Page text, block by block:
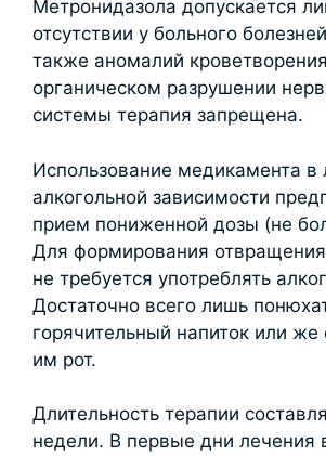
Метронидазола допускается
отсутствии у больного
также аномалий
органическом разрушении
системы терапия запрещена.
Использование медикамента в
алкогольной зависимости
прием пониженной дозы (не
Для формирования
не требуется употреблять
Достаточно всего лишь
горячительный напиток или же
им рот.
Длительность терапии
недели. В первые дни лечения